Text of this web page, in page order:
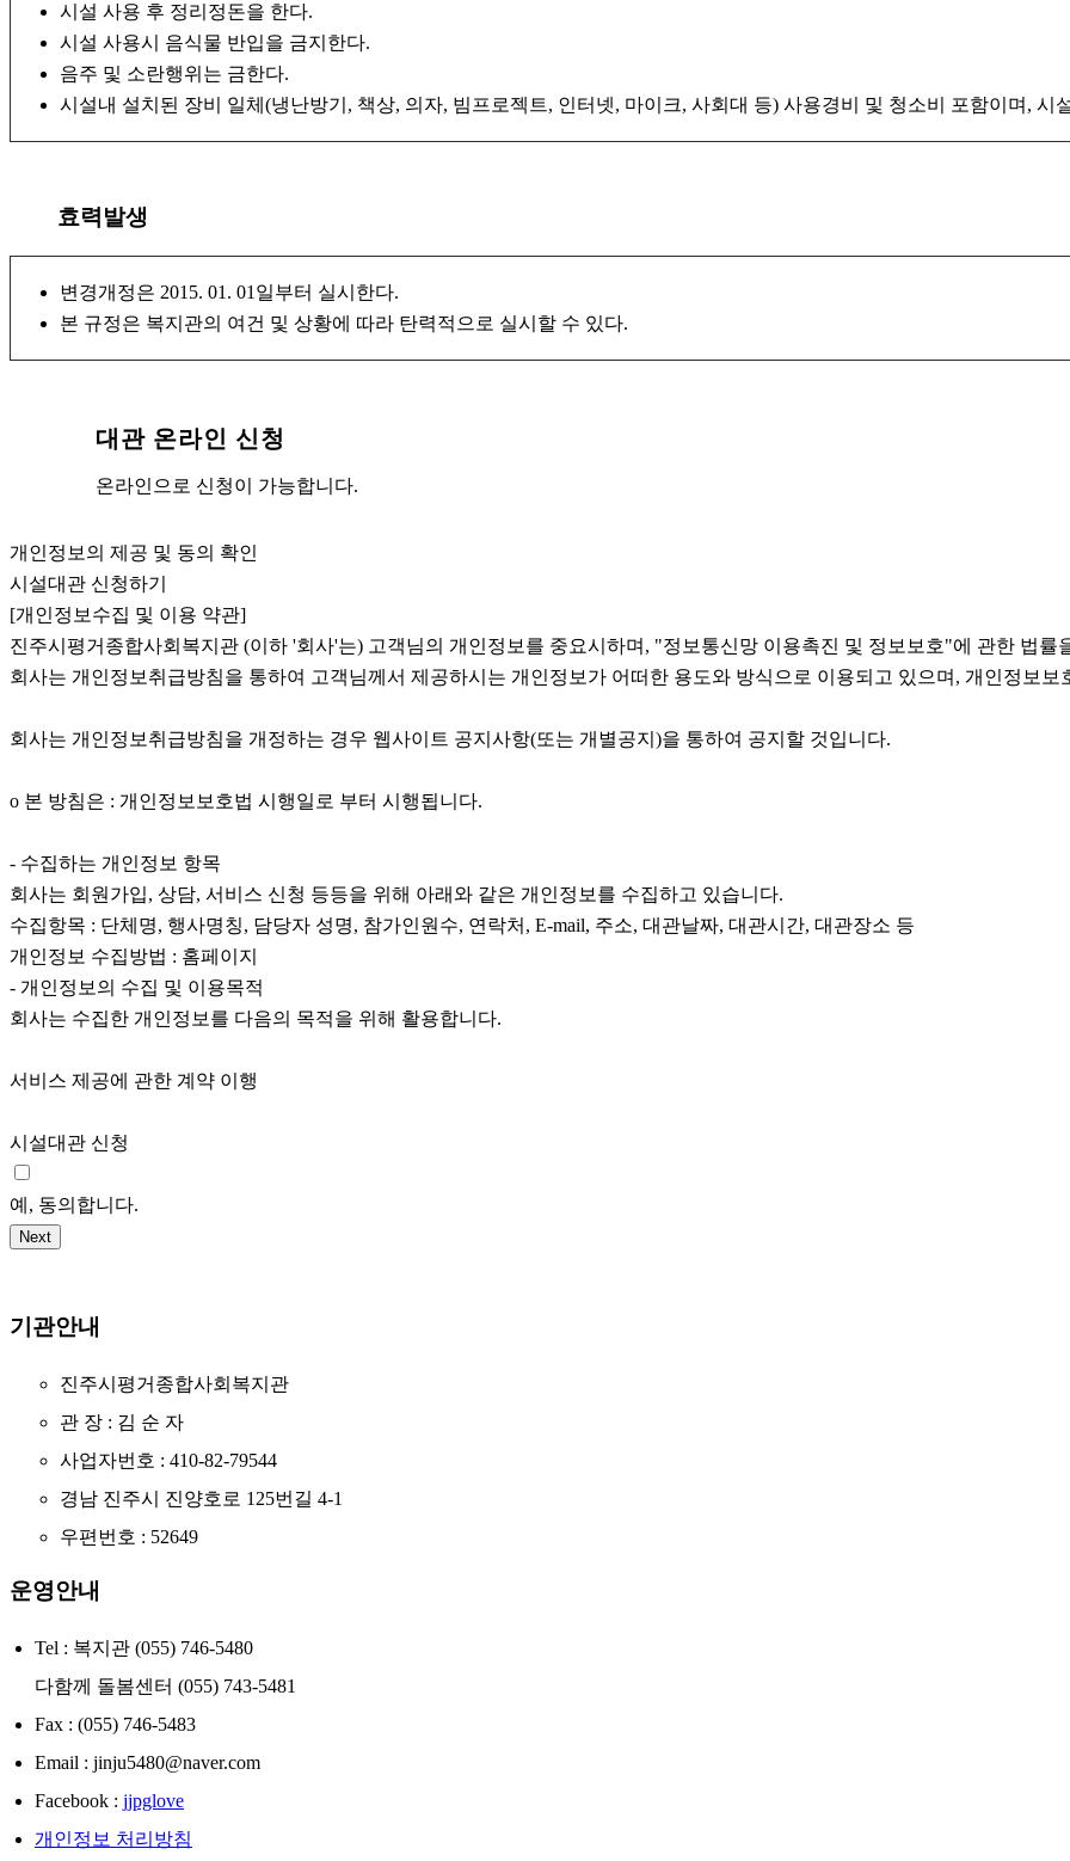
시설 사용 후 정리정돈을 한다.
시설 사용시 음식물 반입을 금지한다.
음주 및 소란행위는 금한다.
시설내 설치된 장비 일체(냉난방기, 책상, 의자, 빔프로젝트, 인터넷, 마이크, 사회대 등) 사용경비 및 청소비 포함이며,
효력발생
변경개정은 2015. 01. 01일부터 실시한다.
본 규정은 복지관의 여건 및 상황에 따라 탄력적으로 실시할 수 있다.
대관 온라인 신청
온라인으로 신청이 가능합니다.
개인정보의 제공 및 동의 확인
시설대관 신청하기
[개인정보수집 및 이용 약관]
진주시평거종합사회복지관 (이하 '회사'는) 고객님의 개인정보를 중요시하며, "정보통신망 이용촉진 및 정보보호"에 관한 법률
회사는 개인정보취급방침을 통하여 고객님께서 제공하시는 개인정보가 어떠한 용도와 방식으로 이용되고 있으며, 개인정보
회사는 개인정보취급방침을 개정하는 경우 웹사이트 공지사항(또는 개별공지)을 통하여 공지할 것입니다.
ο 본 방침은 : 개인정보보호법 시행일로 부터 시행됩니다.
- 수집하는 개인정보 항목
회사는 회원가입, 상담, 서비스 신청 등등을 위해 아래와 같은 개인정보를 수집하고 있습니다.
수집항목 : 단체명, 행사명칭, 담당자 성명, 참가인원수, 연락처, E-mail, 주소, 대관날짜, 대관시간, 대관장소 등
개인정보 수집방법 : 홈페이지
- 개인정보의 수집 및 이용목적
회사는 수집한 개인정보를 다음의 목적을 위해 활용합니다.
서비스 제공에 관한 계약 이행
시설대관 신청
예, 동의합니다.
기관안내
진주시평거종합사회복지관
관 장 : 김 순 자
사업자번호 : 410-82-79544
경남 진주시 진양호로 125번길 4-1
우편번호 : 52649
운영안내
Tel : 복지관 (055) 746-5480
다함께 돌봄센터 (055) 743-5481
Fax : (055) 746-5483
Email : jinju5480@naver.com
Facebook : jjpglove
개인정보 처리방침